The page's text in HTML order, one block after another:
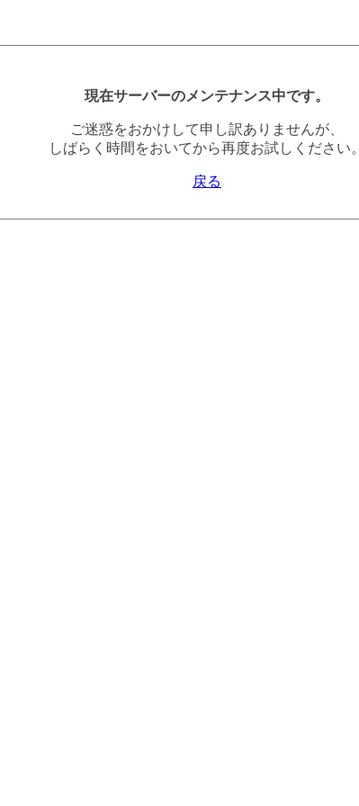
現在サーバーのメンテナンス中です。
ご迷惑をおかけして申し訳ありませんが、
しばらく時間をおいてから再度お試しください。
戻る